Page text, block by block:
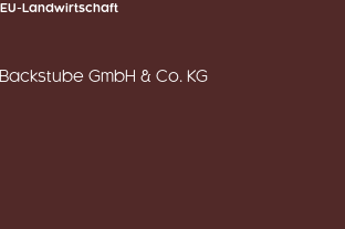
Landwirtschaft
GmbH & Co. KG